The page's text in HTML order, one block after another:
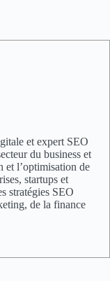
et expert SEO
du business et
et l’optimisation de
startups et
stratégies SEO
de la finance